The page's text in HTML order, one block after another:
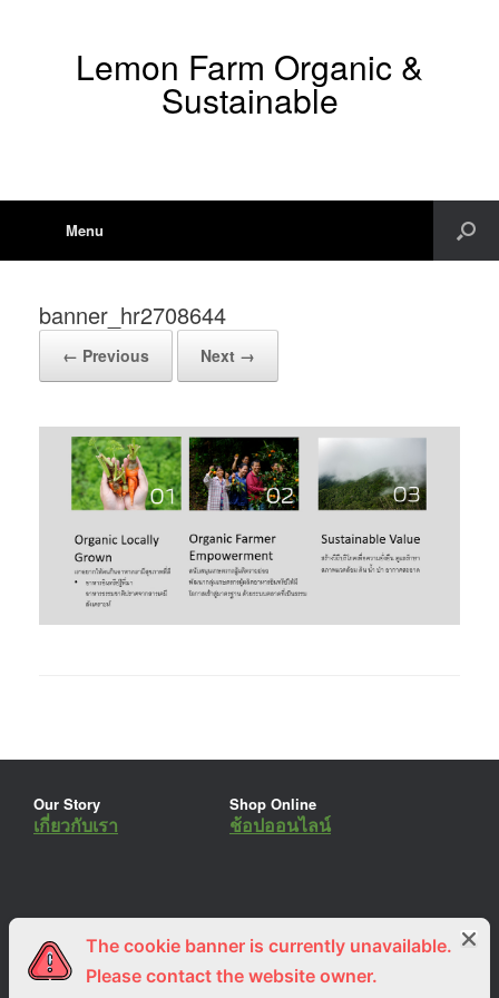
Lemon Farm Organic &
Sustainable
Menu
banner_hr2708644
← Previous Next →
Our Story
เกี่ยวกับเรา
Shop Online
ช้อปออนไลน์
ร่วมงานกับเรา
สมัครงาน
Lemon Farm Cafe
ร้านอาหารอินทรีย์
The cookie banner is currently unavailable.
Please contact the website owner.